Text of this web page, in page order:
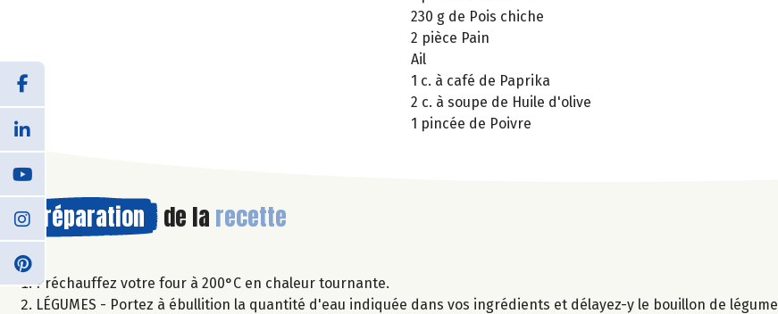
230 g de Pois chiche
2 pièce Pain
Ail
1 c. à café de Paprika
2 c. à soupe de Huile d'olive
1 pincée de Poivre
Préparation de la recette
Préchauffez votre four à 200°C en chaleur tournante.
LÉGUMES - Portez à ébullition la quantité d'eau indiquée dans vos ingrédients et délayez-y le bouillon de